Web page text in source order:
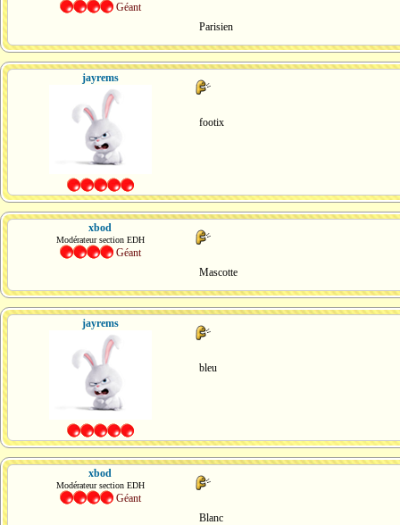
Géant
Parisien
jayrems
footix
xbod
Modérateur section EDH
Géant
Mascotte
jayrems
bleu
xbod
Modérateur section EDH
Géant
Blanc